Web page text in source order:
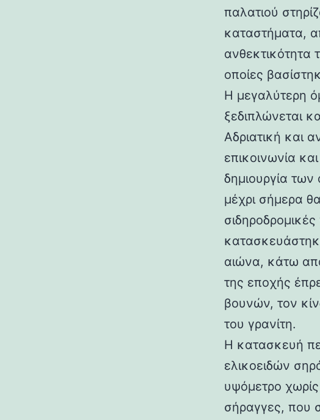
παλατιού
καταστήματα,
οποίες
Η μεγαλύτερη
ξεδιπλώνεται
Αδριατική και
επικοινωνία
δημιουργία των
μέχρι σήμερα
αιώνα, κάτω
της εποχής
βουνών, τον
του γρανίτη.
Η κατασκευή
ελικοειδών
υψόμετρο χωρίς
σήραγγες, που